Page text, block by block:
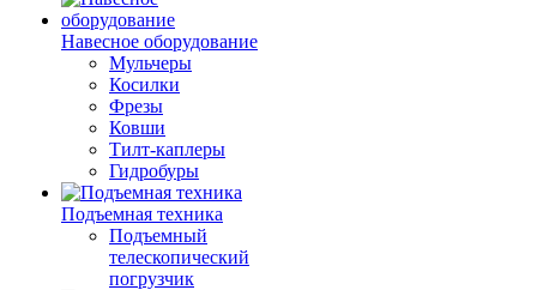
Навесное оборудование
Мульчеры
Косилки
Фрезы
Ковши
Тилт-каплеры
Гидробуры
Подъемная техника
Подъемный
телескопический
погрузчик